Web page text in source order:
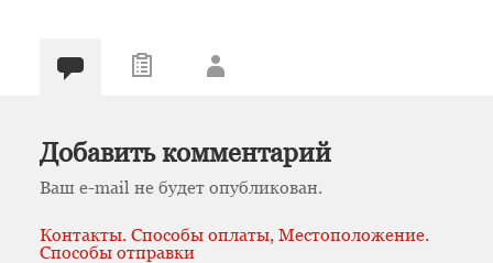
Добавить комментарий
Ваш e-mail не будет опубликован.
Контакты. Способы оплаты, Местоположение.
Способы отправки